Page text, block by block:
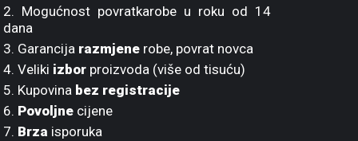
2. Mogućnost povratkarobe u roku od 14
dana
3. Garancija razmjene robe, povrat novca
4. Veliki izbor proizvoda (više od tisuću)
5. Kupovina bez registracije
6. Povoljne cijene
7. Brza isporuka